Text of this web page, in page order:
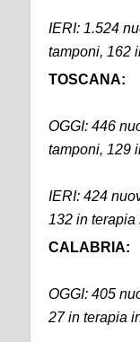
IERI: 1.524
tamponi, 162
TOSCANA:
OGGI: 446
tamponi, 129
IERI: 424
132 in terapia
CALABRIA:
OGGI: 405
27 in terapia